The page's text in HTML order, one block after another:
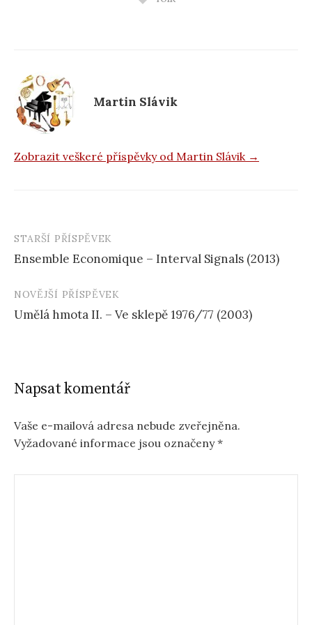
o
k Martin Slávik
Zobrazit veškeré příspěvky od Martin Slávik →
Navigace
příspěvku
STARŠÍ PŘÍSPĚVEK
Ensemble Economique – Interval Signals (2013)
NOVĚJŠÍ PŘÍSPĚVEK
Umělá hmota II. – Ve sklepě 1976/77 (2003)
Napsat komentář
Vaše e-mailová adresa nebude zveřejněna.
Vyžadované informace jsou označeny*